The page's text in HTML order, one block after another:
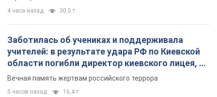
4 часа назад 30,5 т.
Заботилась об учениках и поддерживала
учителей: в результате удара РФ по Киевской
области погибли директор киевского лицея, её
муж и внук
Вечная память жертвам российского террора
5 часов назад 16,4 т.